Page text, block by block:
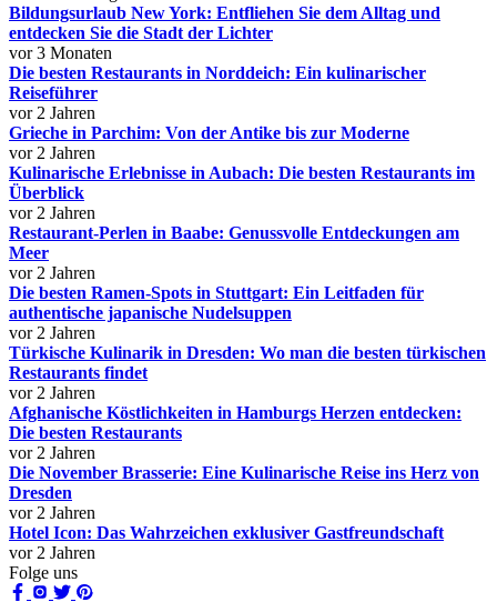
Bildungsurlaub New York: Entfliehen Sie dem Alltag und
entdecken Sie die Stadt der Lichter
vor 3 Monaten
Die besten Restaurants in Norddeich: Ein kulinarischer
Reiseführer
vor 2 Jahren
Grieche in Parchim: Von der Antike bis zur Moderne
vor 2 Jahren
Kulinarische Erlebnisse in Aubach: Die besten Restaurants im
Überblick
vor 2 Jahren
Restaurant-Perlen in Baabe: Genussvolle Entdeckungen am
Meer
vor 2 Jahren
Die besten Ramen-Spots in Stuttgart: Ein Leitfaden für
authentische japanische Nudelsuppen
vor 2 Jahren
Türkische Kulinarik in Dresden: Wo man die besten türkischen
Restaurants findet
vor 2 Jahren
Afghanische Köstlichkeiten in Hamburgs Herzen entdecken:
Die besten Restaurants
vor 2 Jahren
Die November Brasserie: Eine Kulinarische Reise ins Herz von
Dresden
vor 2 Jahren
Hotel Icon: Das Wahrzeichen exklusiver Gastfreundschaft
vor 2 Jahren
Folge uns